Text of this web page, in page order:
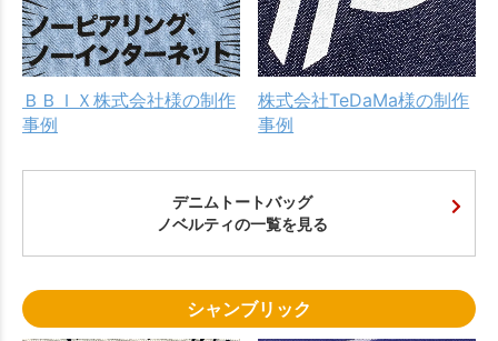
ＢＢＩＸ株式会社様の制作
事例
株式会社TeDaMa様の制作
事例
デニムトートバッグ
ノベルティの一覧を見る
シャンブリック